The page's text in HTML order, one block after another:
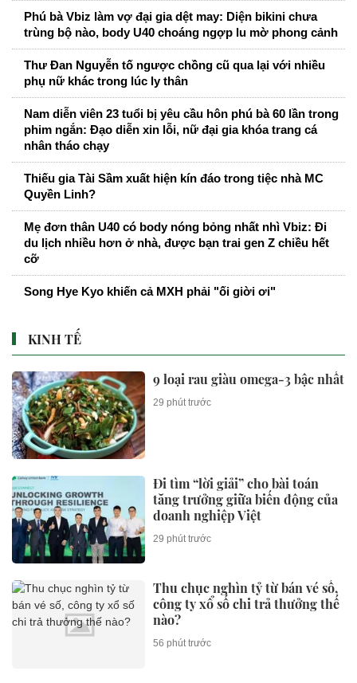
Phú bà Vbiz làm vợ đại gia dệt may: Diện bikini chưa
trùng bộ nào, body U40 choáng ngợp lu mờ phong cảnh
Thư Đan Nguyễn tố ngược chồng cũ qua lại với nhiều
phụ nữ khác trong lúc ly thân
Nam diễn viên 23 tuổi bị yêu cầu hôn phú bà 60 lần trong
phim ngắn: Đạo diễn xin lỗi, nữ đại gia khóa trang cá
nhân tháo chạy
Thiếu gia Tài Sầm xuất hiện kín đáo trong tiệc nhà MC
Quyền Linh?
Mẹ đơn thân U40 có body nóng bỏng nhất nhì Vbiz: Đi
du lịch nhiều hơn ở nhà, được bạn trai gen Z chiều hết
cỡ
Song Hye Kyo khiến cả MXH phải "ối giời ơi"
KINH TẾ
9 loại rau giàu omega-3 bậc nhất
29 phút trước
Đi tìm “lời giải” cho bài toán
tăng trưởng giữa biến động của
doanh nghiệp Việt
29 phút trước
Thu chục nghìn tỷ từ bán vé số,
công ty xổ số chi trả thưởng thế
nào?
56 phút trước